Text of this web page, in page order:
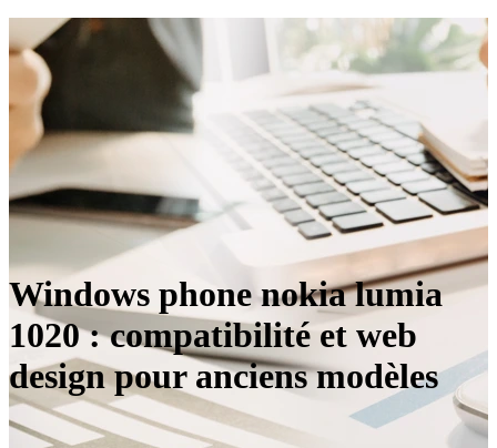
Windows phone nokia lumia
1020 : compatibilité et web
design pour anciens modèles